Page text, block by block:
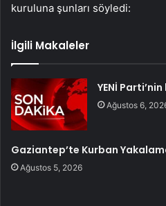
kuruluna şunları söyledi:
İlgili Makaleler
YENİ
Ağustos 6,
Gaziantep’te Kurban
Ağustos 5, 2026